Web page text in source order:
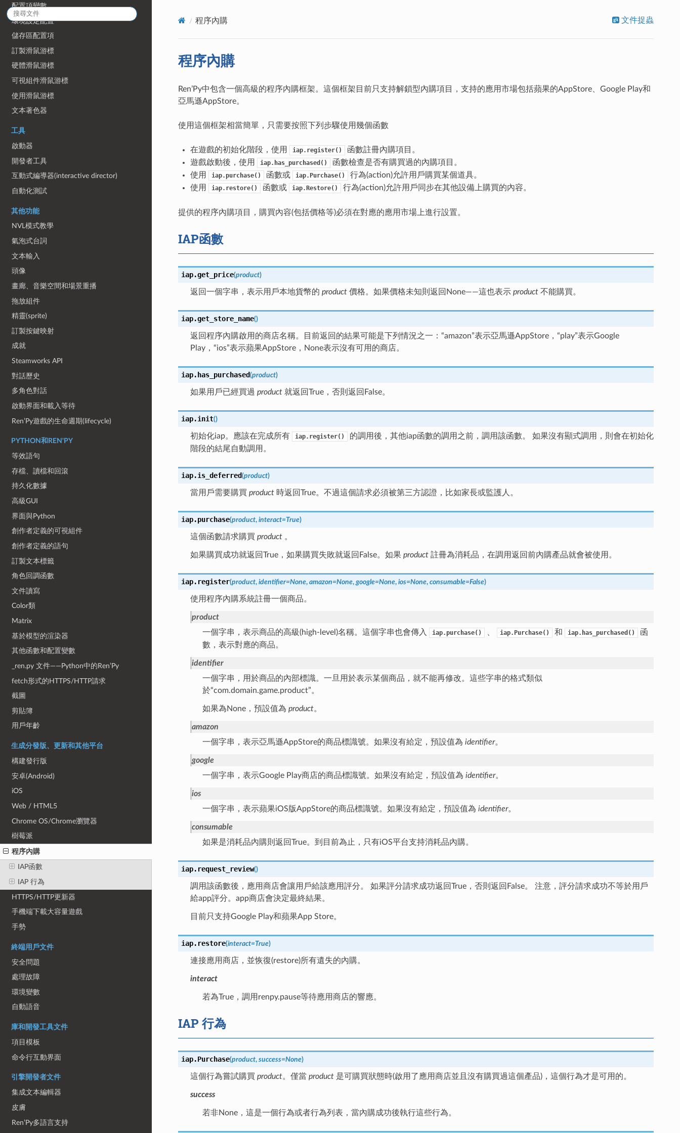
配置項變數
環境設定配置
儲存區配置項
訂製滑鼠游標
硬體滑鼠游標
可視組件滑鼠游標
使用滑鼠游標
文本著色器
工具
啟動器
開發者工具
互動式編導器(interactive director)
自動化測試
其他功能
NVL模式教學
氣泡式台詞
文本輸入
頭像
畫廊、音樂空間和場景重播
拖放組件
精靈(sprite)
訂製按鍵映射
成就
Steamworks API
對話歷史
多角色對話
啟動界面和載入等待
Ren’Py遊戲的生命週期(lifecycle)
PYTHON和REN'PY
等效語句
存檔、讀檔和回滾
持久化數據
高級GUI
界面與Python
創作者定義的可視組件
創作者定義的語句
訂製文本標籤
角色回調函數
文件讀寫
Color類
Matrix
基於模型的渲染器
其他函數和配置變數
_ren.py 文件——Python中的Ren’Py
fetch形式的HTTPS/HTTP請求
截圖
剪貼簿
用戶年齡
生成分發版、更新和其他平台
構建發行版
安卓(Android)
iOS
Web / HTML5
Chrome OS/Chrome瀏覽器
樹莓派
程序內購
IAP函數
IAP 行為
HTTPS/HTTP更新器
手機端下載大容量遊戲
手勢
終端用戶文件
安全問題
處理故障
環境變數
自動語音
庫和開發工具文件
項目模板
命令行互動界面
引擎開發者文件
集成文本編輯器
皮膚
Ren’Py多語言支持
程序內購 文件捉蟲
程序內購
Ren’Py中包含一個高級的程序內購框架。這個框架目前只支持解鎖型內購項目，支持的應用市場包括蘋果的AppStore、Google Play和
亞馬遜AppStore。
使用這個框架相當簡單，只需要按照下列步驟使用幾個函數
在遊戲的初始化階段，使用 iap.register()
函數註冊內購項目。
遊戲啟動後，使用
iap.has_purchased()
函數檢查是否有購買過的內購項目。
使用
iap.purchase() 函數或 iap.Purchase()
行為(action)允許用戶購買某個道具。
使用
iap.restore() 函數或 iap.Restore() 行為(action)允許用戶同步在其他設備上購買的內容。
提供的程序內購項目，購買內容(包括價格等)必須在對應的應用市場上進行設置。
IAP函數
iap.get_price(product)
返回一個字串，表示用戶本地貨幣的 product價格。如果價格未知則返回None——這也表示 product不能購買。
iap.get_store_name()
返回程序內購啟用的商店名稱。目前返回的結果可能是下列情況之一：“amazon”表示亞馬遜AppStore，“play”表示Google
Play，“ios”表示蘋果AppStore，None表示沒有可用的商店。
iap. has_purchased(product)
如果用戶已經買過 product就返回True，否則返回False。
iap.init()
初始化iap。應該在完成所有 iap.register()
的調用後，其他iap函數的調用之前，調用該函數。 如果沒有顯式調用，則會在初始化
階段的結尾自動調用。
iap.is_deferred(product)
當用戶需要購買 product時返回True。不過這個請求必須被第三方認證，比如家長或監護人。
iap.purchase(product, interact=True)
這個函數請求購買 product。
如果購買成功就返回True，如果購買失敗就返回False。如果 product註冊為消耗品，在調用返回前內購產品就會被使用。
iap. register(product, identifier=None, amazon=None, google=None, ios=None, consumable=False)
使用程序內購系統註冊一個商品。
product
一個字串，表示商品的高級(high-level)名稱。這個字串也會傳入
iap.purchase() iap.Purchase() 和 iap.has_purchased()
函
數，表示對應的商品。
identifier
一個字串，用於商品的內部標識。一旦用於表示某個商品，就不能再修改。這些字串的格式類似
於“com.domain.game.product”。
如果為None，預設值為 product。
amazon
一個字串，表示亞馬遜AppStore的商品標識號。如果沒有給定，預設值為 identifier。
google
一個字串，表示Google Play商店的商品標識號。如果沒有給定，預設值為 identifier。
ios
一個字串，表示蘋果iOS版AppStore的商品標識號。如果沒有給定，預設值為 identifier。
consumable
如果是消耗品內購則返回True。到目前為止，只有iOS平台支持消耗品內購。
iap. request_review()
調用該函數後，應用商店會讓用戶給該應用評分。 如果評分請求成功返回True，否則返回False。 注意，評分請求成功不等於用戶
給app評分。app商店會決定最終結果。
目前只支持Google Play和蘋果App Store。
iap. restore(interact=True)
連接應用商店，並恢復(restore)所有遺失的內購。
interact
若為True，調用renpy.pause等待應用商店的響應。
IAP 行為
iap.Purchase(product, success=None)
這個行為嘗試購買 product。僅當 product是可購買狀態時(啟用了應用商店並且沒有購買過這個產品)，這個行為才是可用的。
success
若非None，這是一個行為或者行為列表，當內購成功後執行這些行為。